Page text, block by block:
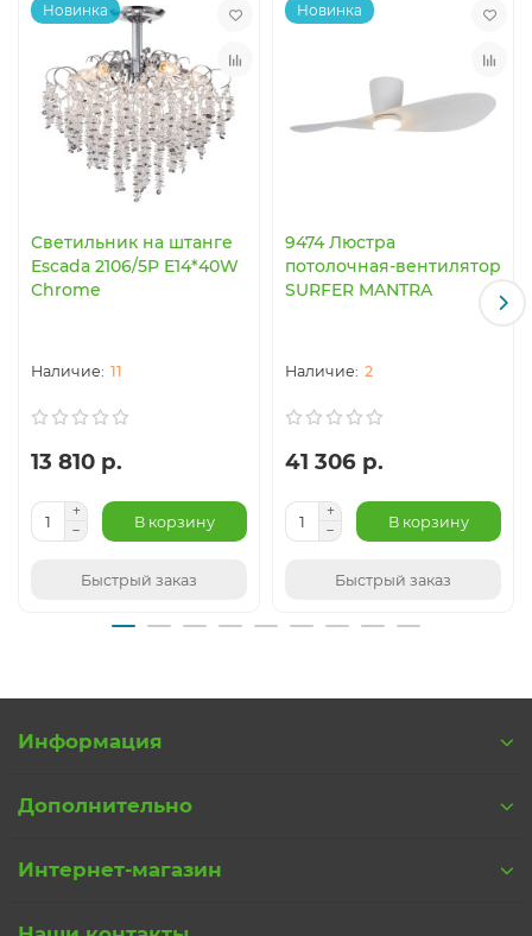
Новинка
Светильник на штанге
Escada 2106/5P E14*40W
Chrome
11
13 810 р.
В корзину
Быстрый заказ
Новинка
9474 Люстра
потолочная-вентилятор
SURFER MANTRA
2
41 306 р.
В корзину
Быстрый заказ
Информация
Дополнительно
Интернет-магазин